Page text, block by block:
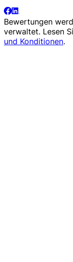
Bewertungen
verwaltet. Lesen
und Konditionen.